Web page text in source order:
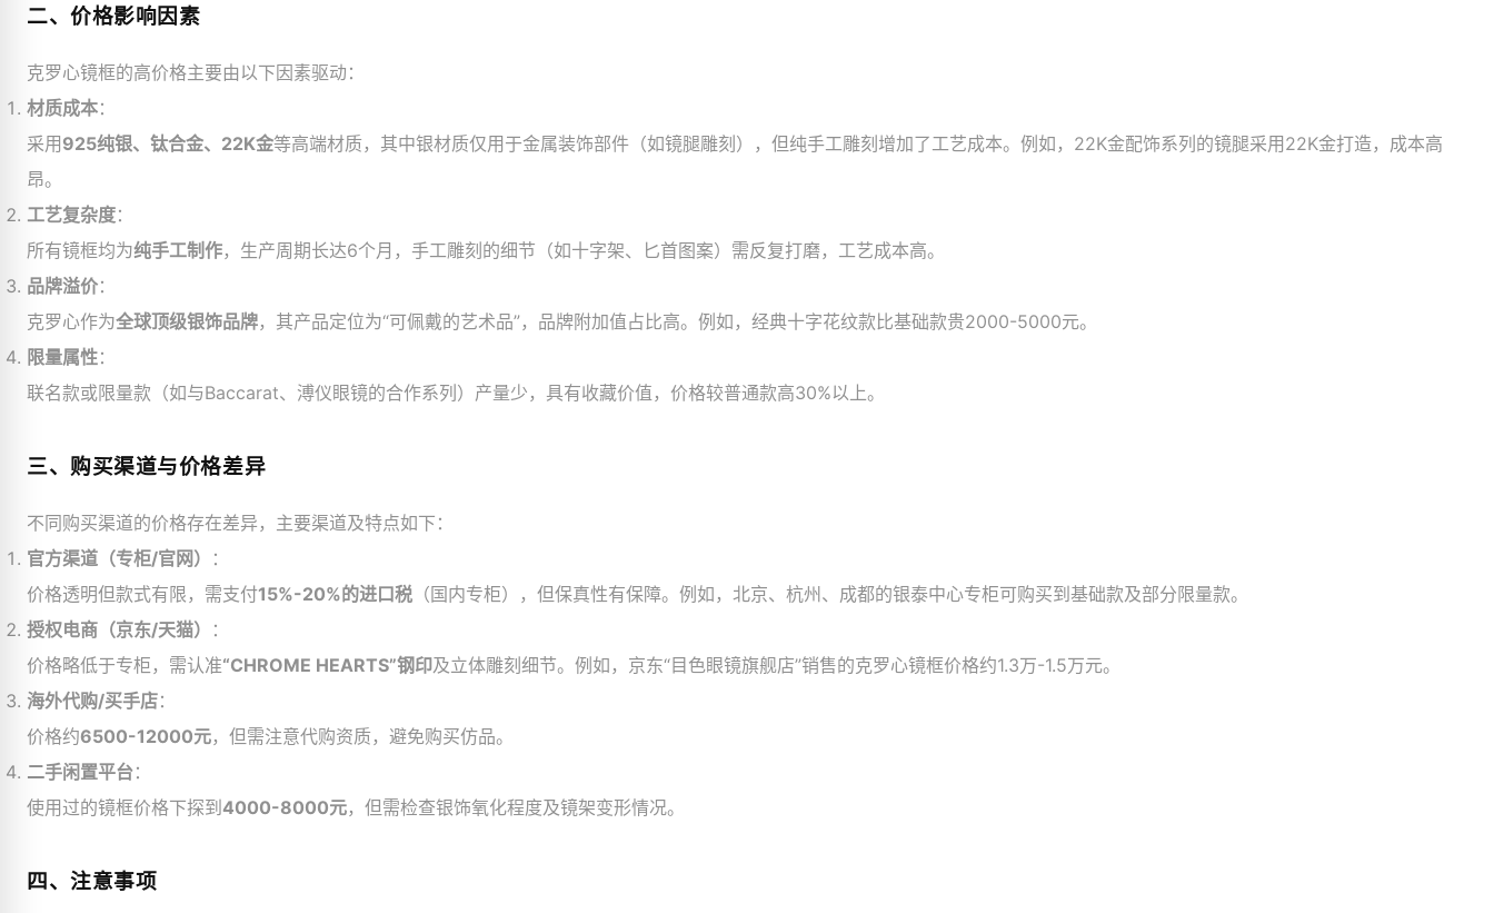
二、价格影响因素
克罗心镜框的高价格主要由以下因素驱动：
材质成本：
采用 925纯银、钛合金、22K金等高端材质，其中银材质仅用于金属装饰部件（如镜腿雕刻），但纯手工雕刻增加了工艺成本。例如，22K金配饰系列的镜腿采用22K金打造，成本高
昂。
工艺复杂度：
所有镜框均为纯手工制作，生产周期长达6个月，手工雕刻的细节（如十字架、匕首图案）需反复打磨，工艺成本高。
品牌溢价：
克罗心作为全球顶级银饰品牌，其产品定位为“可佩戴的艺术品”，品牌附加值占比高。例如，经典十字花纹款比基础款贵2000-5000元。
限量属性：
联名款或限量款（如与Baccarat、溥仪眼镜的合作系列）产量少，具有收藏价值，价格较普通款高30%以上。
三、购买渠道与价格差异
不同购买渠道的价格存在差异，主要渠道及特点如下：
官方渠道（专柜/官网）
：
价格透明但款式有限，需支付15%-20%的进口税 （国内专柜），但保真性有保障。例如，北京、杭州、成都的银泰中心专柜可购买到基础款及部分限量款。
授权电商（京东/天猫）
：
价格略低于专柜，需认准“CHROME HEARTS”钢印及立体雕刻细节。例如，京东“目色眼镜旗舰店”销售的克罗心镜框价格约1.3万-1.5万元。
海外代购/买手店：
价格约6500-12000元，但需注意代购资质，避免购买仿品。
二手闲置平台：
使用过的镜框价格下探到 4000-8000元，但需检查银饰氧化程度及镜架变形情况。
四、注意事项